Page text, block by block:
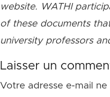
website. WATHI
of these documents
university professors
Laisser un
Votre adresse e-mail ne